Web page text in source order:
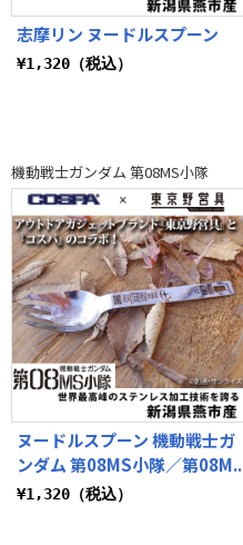
志摩リン ヌードルスプーン
¥1,320（税込）
機動戦士ガンダム 第08MS小隊
ヌードルスプーン 機動戦士ガ
ンダム 第08MS小隊／第08M..
¥1,320（税込）